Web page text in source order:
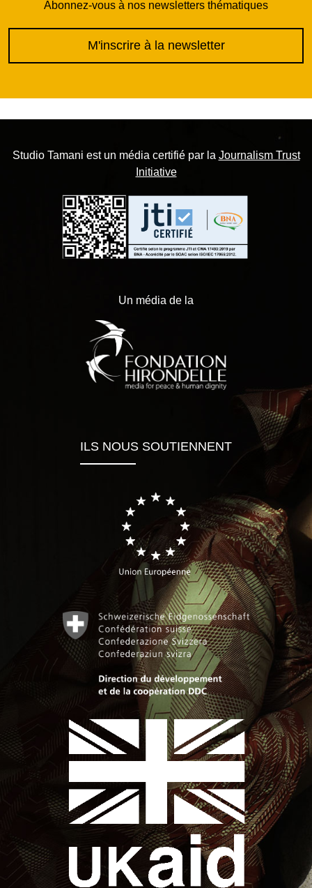
Abonnez-vous à nos newsletters thématiques
M'inscrire à la newsletter
Studio Tamani est un média certifié par la Journalism Trust
Initiative
Un média de la
ILS NOUS SOUTIENNENT